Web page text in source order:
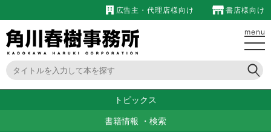
広告主・代理店様向け 書店様向け
menu
トピックス
書籍情報 ・ 検索